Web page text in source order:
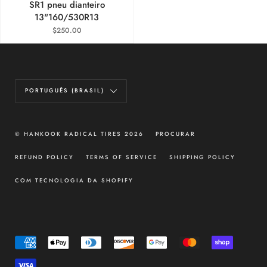
SR1 pneu dianteiro
13"160/530R13
$250.00
Idioma
PORTUGUÊS (BRASIL)
© HANKOOK RADICAL TIRES 2026 PROCURAR
REFUND POLICY TERMS OF SERVICE SHIPPING POLICY
COM TECNOLOGIA DA SHOPIFY